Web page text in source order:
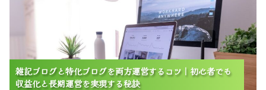
雑記ブログと特化ブログを両方運営するコツ｜初心者でも
収益化と長期運営を実現する秘訣
雑記ブログと特化ブログを両方運営するコツ｜初心者でも
収益化と長期運営を実現する秘訣
雑記ブログと特化ブログを両方運営するコツ｜初心者でも
収益化と長期運営を実現する秘訣